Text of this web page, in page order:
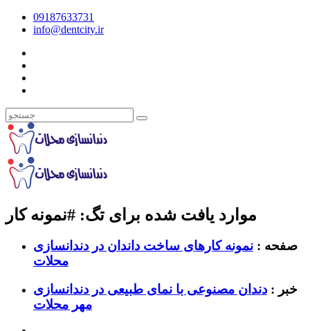
09187633731
info@dentcity.ir
موارد یافت شده برای تگ: #نمونه کار
صفحه : نمونه کارهای ساخت داندان در دندانسازی
محلات
خبر : دندان مصنوعی با نمای طبیعی در دندانسازی
مهر محلات